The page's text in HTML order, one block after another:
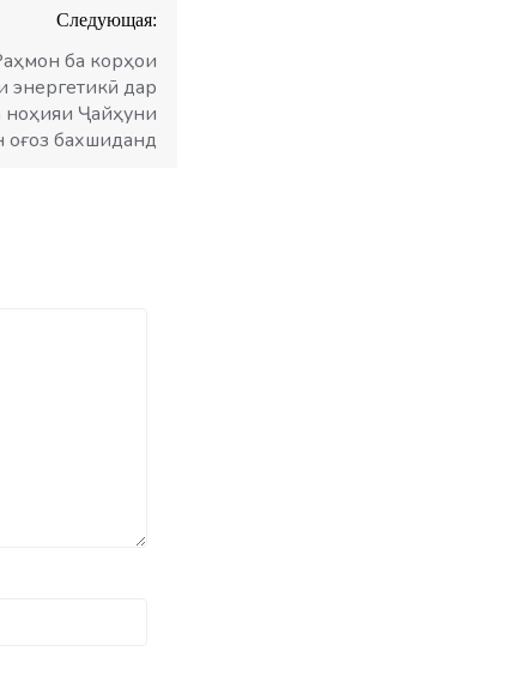
Следующая:
ба корҳои
энергетикӣ дар
ноҳияи Ҷайҳуни
оғоз бахшиданд